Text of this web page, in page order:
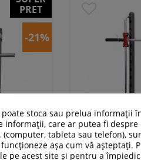
PRET
-21%
stoca sau prelua informații
informații, care ar putea fi
tableta sau telefon),
așa cum vă așteptați.
pe acest site și pentru a